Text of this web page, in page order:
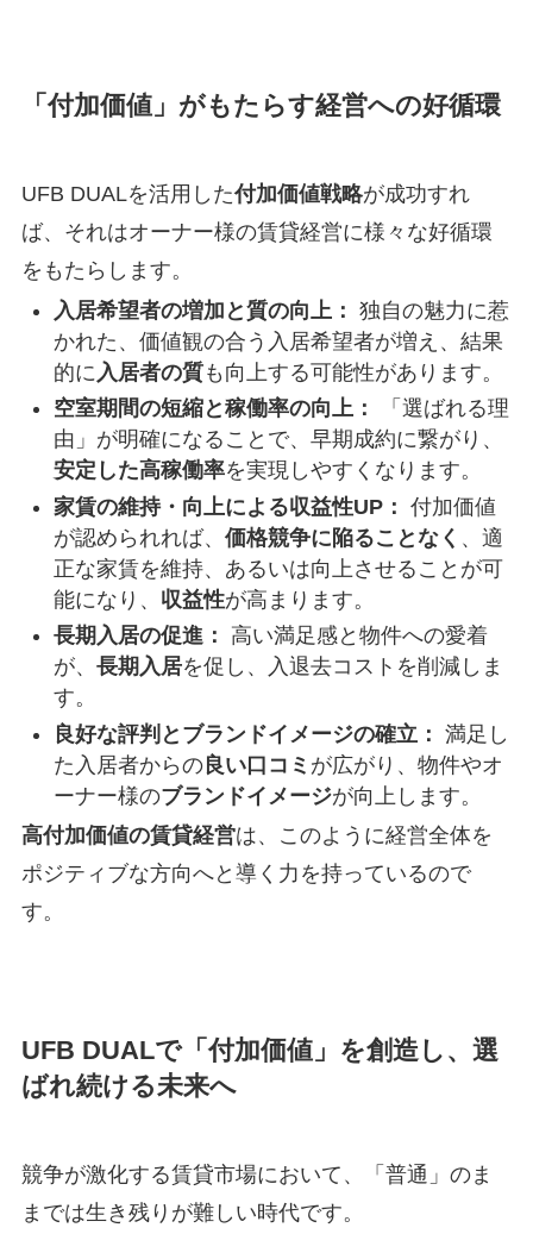
「付加価値」がもたらす経営への好循環
UFB DUALを活用した付加価値戦略が成功すれ
ば、それはオーナー様の賃貸経営に様々な好循環
をもたらします。
入居希望者の増加と質の向上： 独自の魅力に惹
かれた、価値観の合う入居希望者が増え、結果
的に 入居者の質も向上する可能性があります。
空室期間の短縮と稼働率の向上：
「選ばれる理
由」が明確になることで、早期成約に繋がり、
安定した高稼働率を実現しやすくなります。
家賃の維持・向上による収益性UP： 付加価値
が認められれば、 価格競争に陥ることなく 、適
正な家賃を維持、あるいは向上させることが可
能になり、 収益性が高まります。
長期入居の促進：
高い満足感と物件への愛着
が、 長期入居を促し、入退去コストを削減しま
す。
良好な評判とブランドイメージの確立： 満足し
た入居者からの良い口コミ が広がり、物件やオ
ーナー様のブランドイメージが向上します。
高付加価値の賃貸経営は、このように経営全体を
ポジティブな方向へと導く力を持っているので
す。
UFB DUALで「付加価値」を創造し、選
ばれ続ける未来へ
競争が激化する賃貸市場において、「普通」のま
までは生き残りが難しい時代です。